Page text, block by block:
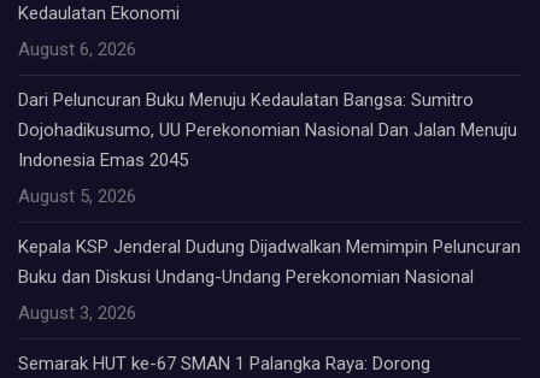
Kedaulatan Ekonomi
August 6, 2026
Dari Peluncuran Buku Menuju Kedaulatan Bangsa: Sumitro
Dojohadikusumo, UU Perekonomian Nasional Dan Jalan Menuju
Indonesia Emas 2045
August 5, 2026
Kepala KSP Jenderal Dudung Dijadwalkan Memimpin Peluncuran
Buku dan Diskusi Undang-Undang Perekonomian Nasional
August 3, 2026
Semarak HUT ke-67 SMAN 1 Palangka Raya: Dorong